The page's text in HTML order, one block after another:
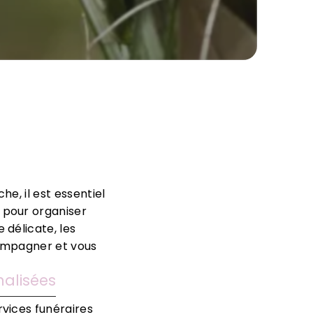
il est essentiel
organiser
délicate, les
et vous
funéraires